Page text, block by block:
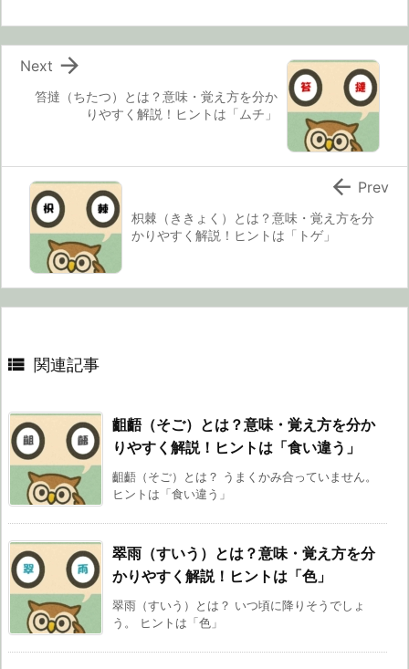
笞撻（ちたつ）とは？意味・覚え方を分か
りやすく解説！ヒントは「ムチ」

Next
枳棘（ききょく）とは？意味・覚え方を分
かりやすく解説！ヒントは「トゲ」
 Prev
 関連記事
齟齬（そご）とは？意味・覚え方を分か
りやすく解説！ヒントは「食い違う」
齟齬（そご）とは？ うまくかみ合っていません。
ヒントは「食い違う」
翠雨（すいう）とは？意味・覚え方を分
かりやすく解説！ヒントは「色」
翠雨（すいう）とは？ いつ頃に降りそうでしょ
う。 ヒントは「色」